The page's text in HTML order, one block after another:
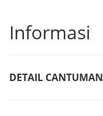
Informasi
DETAIL CANTUMAN